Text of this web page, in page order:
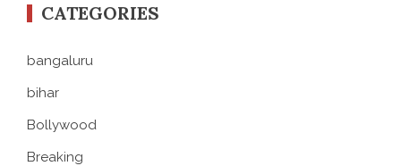
CATEGORIES
bangaluru
bihar
Bollywood
Breaking